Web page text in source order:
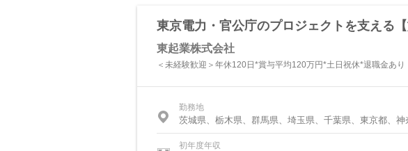
東京電力・官公庁のプロジェクトを支える【
東起業株式会社
＜未経験歓迎＞年休120日*賞与平均120万円*土日祝休*退職金あり
勤務地
茨城県、栃木県、群馬県、埼玉県、千葉県、東京都、神
初年度年収